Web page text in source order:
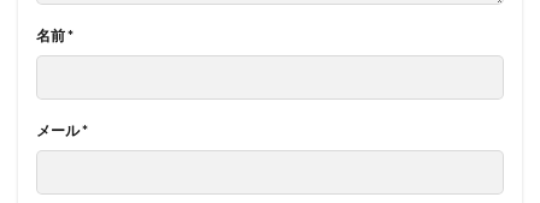
名前*
メール*